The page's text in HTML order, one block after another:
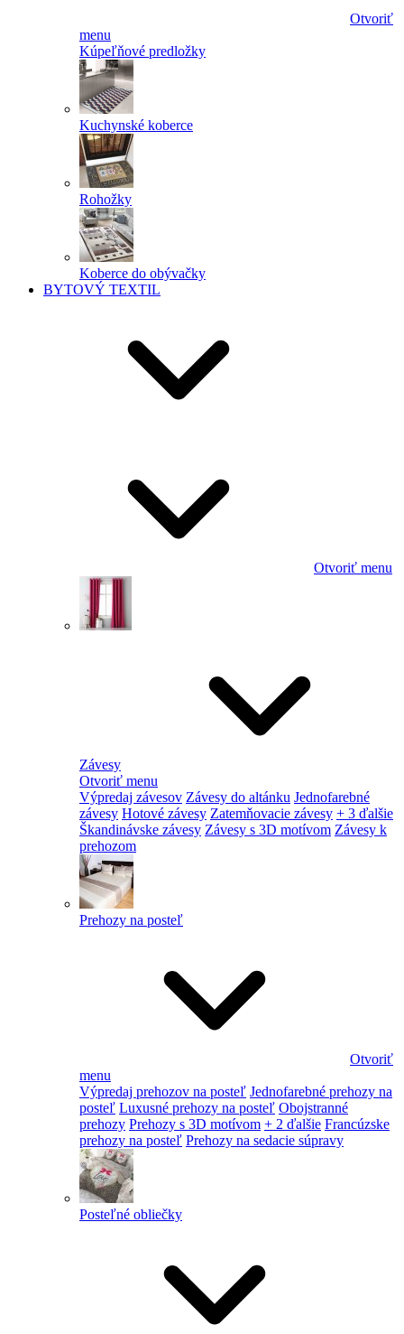
Otvoriť
menu
Kúpeľňové predložky
Kuchynské koberce
Rohožky
Koberce do obývačky
BYTOVÝ TEXTIL
Otvoriť menu
Závesy
Otvoriť menu
Výpredaj závesov Závesy do altánku Jednofarebné
závesy Hotové závesy Zatemňovacie závesy + 3 ďalšie
Škandinávske závesy Závesy s 3D motívom Závesy k
prehozom
Prehozy na posteľ
Otvoriť
menu
Výpredaj prehozov na posteľ Jednofarebné prehozy na
posteľ Luxusné prehozy na posteľ Obojstranné
prehozy Prehozy s 3D motívom + 2 ďalšie Francúzske
prehozy na posteľ Prehozy na sedacie súpravy
Posteľné obliečky